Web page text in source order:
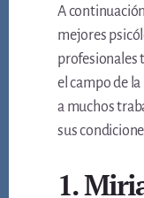
A
mejores
profesionales
el campo de
a muchos
sus
1.